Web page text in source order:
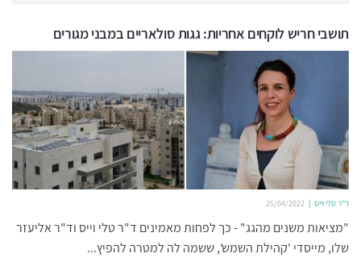
תושבי חריש לוקחים אחריות: גגות סולאריים במבני מגורים
ד"ר טלי וייס 25/04/2022
"מציאות משנים מהגג" - כך לפחות מאמינים ד"ר טלי וייס וד"ר אליעזר
שלו, מייסדי 'קהילת השמש', ששמה לה למטרה להפיץ...